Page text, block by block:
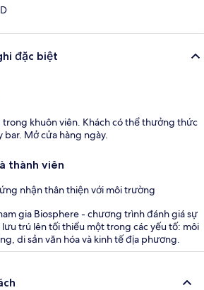
đặc biệt
trong khuôn viên. Khách có thể thưởng thức
Mở cửa hàng ngày.
thành viên
nhận thân thiện với môi trường
gia Biosphere - chương trình đánh giá sự
trú lên tối thiểu một trong các yếu tố: môi
di sản văn hóa và kinh tế địa phương.